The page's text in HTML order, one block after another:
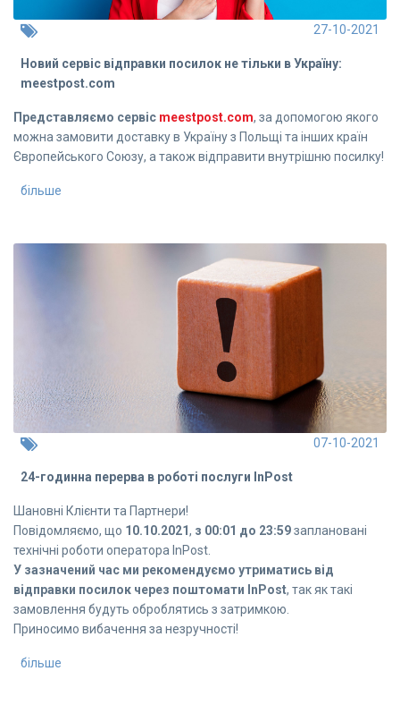
27-10-2021
Новий сервіс відправки посилок не тільки в Україну:
meestpost.com
Представляємо сервіс meestpost.com, за допомогою якого
можна замовити доставку в Україну з Польщі та інших країн
Європейського Союзу, а також відправити внутрішню посилку!
більше
07-10-2021
24-годинна перерва в роботі послуги InPost
Шановні Клієнти та Партнери!
Повідомляємо, що 10.10.2021, з 00:01 до 23:59заплановані
технічні роботи оператора InPost.
У зазначений час ми рекомендуємо утриматись від
відправки посилок через поштомати InPost, так як такі
замовлення будуть оброблятись з затримкою.
Приносимо вибачення за незручності!
більше